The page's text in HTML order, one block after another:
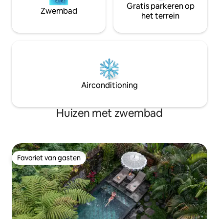
Zwembad
Gratis parkeren op
het terrein
Airconditioning
Huizen met zwembad
Favoriet van gasten
Favoriet van gasten